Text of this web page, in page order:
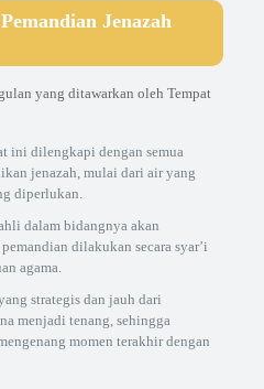
Jenazah
yang ditawarkan oleh Tempat
ini dilengkapi dengan semua
jenazah, mulai dari air yang
diperlukan.
dalam bidangnya akan
dilakukan secara syar’i
agama.
strategis dan jauh dari
menjadi tenang, sehingga
momen terakhir dengan